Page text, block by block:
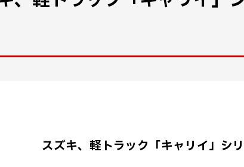
スズキ、軽トラック「キャリイ」シ